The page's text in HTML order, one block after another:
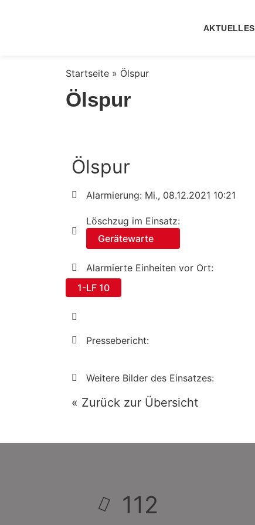
AKTUELLES
Startseite » Ölspur
Ölspur
Ölspur
Alarmierung: Mi., 08.12.2021 10:21
Löschzug im Einsatz:
Gerätewarte
Alarmierte Einheiten vor Ort:
1-LF 10
Pressebericht:
Weitere Bilder des Einsatzes:
« Zurück zur Übersicht
112